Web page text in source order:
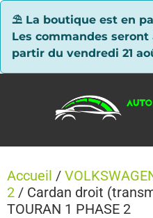
⛱ La boutique est en
Les commandes
partir du vendredi 21
Accueil /
2 / Cardan droit
TOURAN 1 PHASE 2
Panneau de gestion